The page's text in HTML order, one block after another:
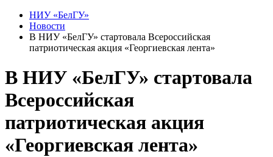
НИУ «БелГУ»
Новости
В НИУ «БелГУ» стартовала Всероссийская
патриотическая акция «Георгиевская лента»
В НИУ «БелГУ» стартовала
Всероссийская
патриотическая акция
«Георгиевская лента»